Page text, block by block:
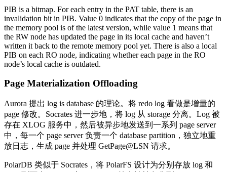
PIB is a bitmap. For each entry in the PAT table, there is an
invalidation bit in PIB. Value 0 indicates that the copy of the page in
the memory pool is of the latest version, while value 1 means that
the RW node has updated the page in its local cache and haven’t
written it back to the remote memory pool yet. There is also a local
PIB on each RO node, indicating whether each page in the RO
node’s local cache is outdated.
Page Materialization Offloading
Aurora 提出 log is database 的理论。将 redo log 看做是增量的
page 修改。Socrates 进一步地，将 log 从 storage 分离。Log 被
存在 XLOG 服务中，然后被异步地发送到一系列 page server
中，每一个 page server 负责一个 database partition，独立地重
放日志，生成 page 并处理 GetPage@LSN 请求。
PolarDB 类似于 Socrates，将 PolarFS 设计为分别存放 log 和